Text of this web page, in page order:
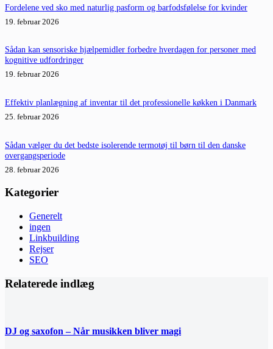
Fordelene ved sko med naturlig pasform og barfodsfølelse for kvinder
19. februar 2026
Sådan kan sensoriske hjælpemidler forbedre hverdagen for personer med
kognitive udfordringer
19. februar 2026
Effektiv planlægning af inventar til det professionelle køkken i Danmark
25. februar 2026
Sådan vælger du det bedste isolerende termotøj til børn til den danske
overgangsperiode
28. februar 2026
Kategorier
Generelt
ingen
Linkbuilding
Rejser
SEO
Relaterede indlæg
DJ og saxofon – Når musikken bliver magi